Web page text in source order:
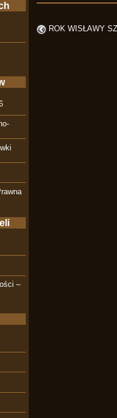
ROK WISŁAWY
–